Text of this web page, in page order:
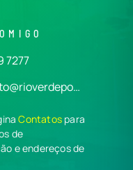
7277
Contatos para
de
e endereços de